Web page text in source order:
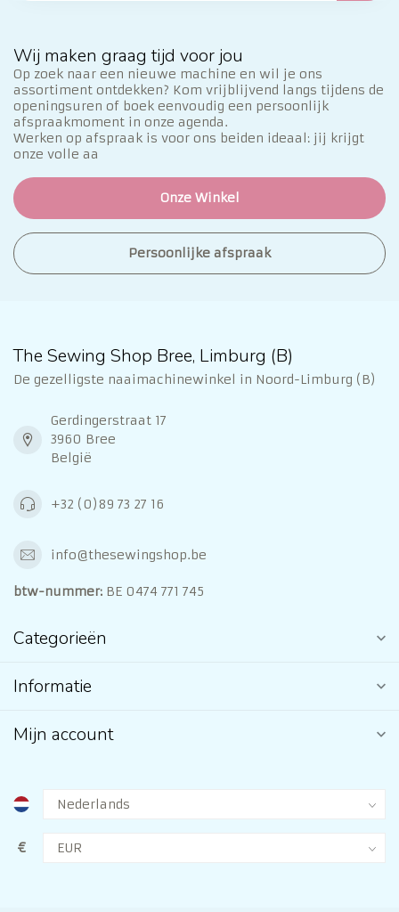
Wij maken graag tijd voor jou
Op zoek naar een nieuwe machine en wil je ons
assortiment ontdekken? Kom vrijblijvend langs tijdens de
openingsuren of boek eenvoudig een persoonlijk
afspraakmoment in onze agenda.
Werken op afspraak is voor ons beiden ideaal: jij krijgt
onze volle aa
Onze Winkel
Persoonlijke afspraak
The Sewing Shop Bree, Limburg (B)
De gezelligste naaimachinewinkel in Noord-Limburg (B)
Gerdingerstraat 17
3960 Bree
België
+32 (0)89 73 27 16
info@thesewingshop.be
btw-nummer: BE 0474 771 745
Categorieën
Informatie
Mijn account
€